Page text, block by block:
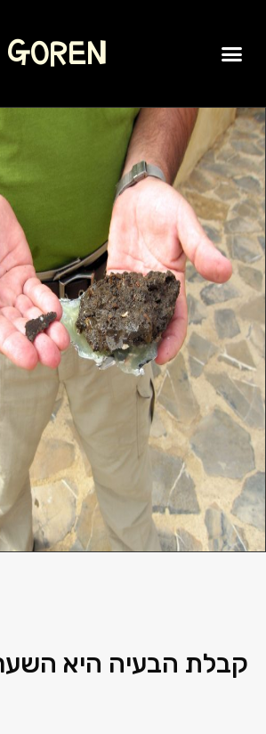
קבלת הבעיה היא השער